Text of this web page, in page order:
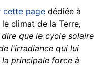
cette page dédiée à
climat de la Terre,
que le cycle solaire
l'irradiance qui lui
principale force à